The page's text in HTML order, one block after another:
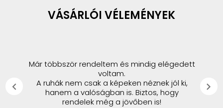
VÁSÁRLÓI VÉLEMÉNYEK
Már többször rendeltem és mindig elégedett
voltam.
A ruhák nem csak a képeken néznek jól ki,
hanem a valóságban is. Biztos, hogy
rendelek még a jövőben is!
chevron_left chevron_right